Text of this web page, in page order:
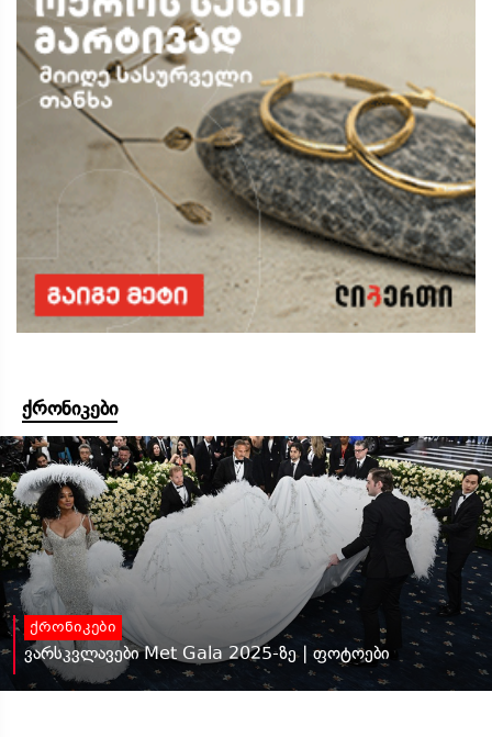
ქრონიკები
ქრონიკები
ვარსკვლავები Met Gala 2025-ზე | ფოტოები